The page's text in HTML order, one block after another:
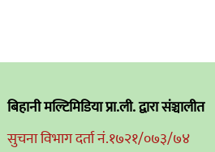
बिहानी मल्टिमिडिया प्रा.ली. द्वारा संञ्चालीत
सुचना विभाग दर्ता नं.१७२१/०७३/७४